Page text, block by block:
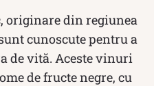
originare din regiunea
cunoscute pentru a
de vită. Aceste vinuri
de fructe negre, cu